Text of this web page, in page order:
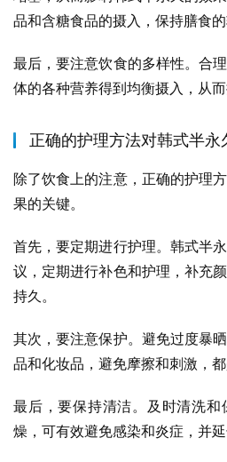
品和含糖食品的摄入，保持膳食的
最后，要注意饮食的多样性。合
体的各种营养得到均衡摄入，从而
正确的护理方法对韩式半
除了饮食上的注意，正确的护理
果的关键。
首先，要定期进行护理。韩式半
议，定期进行补色和护理，补充
持久。
其次，要注意保护。避免过度暴
品和化妆品，避免摩擦和刺激，
最后，要保持清洁。及时清洗
燥，可有效避免感染和炎症，并延